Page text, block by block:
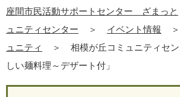
座間市民活動サポートセンター ざまっと
ュニティセンター
＞ イベント情報 ＞
ュニティ
＞
相模が丘コミュニティセ
しい麺料理～デザート付」